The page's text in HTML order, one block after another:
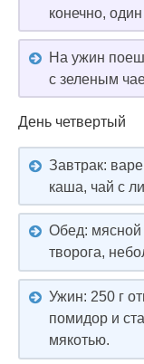
конечно,
На ужин
с зеленым
День четвертый
Завтрак:
каша, чай с
Обед: мясной
творога,
Ужин: 250 г
помидор и
мякотью.